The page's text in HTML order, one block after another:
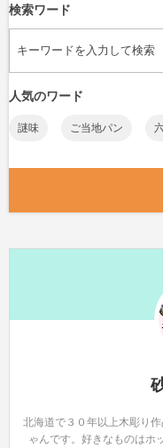
検索ワード
人気のワード
謎味 ご当地パン
北海道で３０年以上木彫り
ゃんです。好きなものはホ